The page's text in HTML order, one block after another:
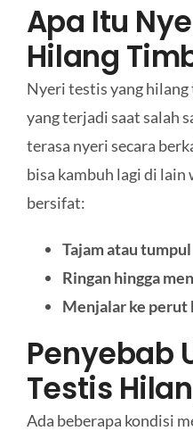
Apa Itu
Hilang
Nyeri testis yang
yang terjadi saat salah
terasa nyeri secara
bisa kambuh lagi di
bersifat:
Tajam atau tumpul
Ringan hingga
Menjalar ke perut
Penyebab
Testis
Ada beberapa kondisi